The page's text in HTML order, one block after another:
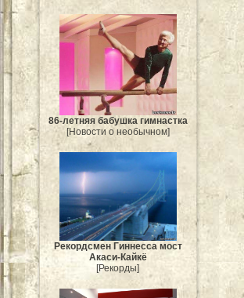
86-летняя бабушка гимнастка
[Новости о необычном]
Рекордсмен Гиннесса мост
Акаси-Кайкё
[Рекорды]